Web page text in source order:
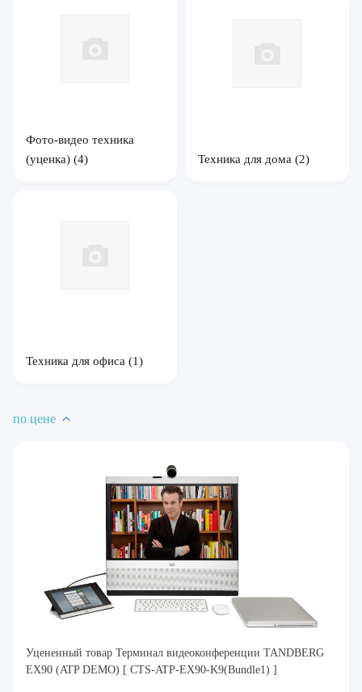
Фото-видео техника
(уценка) (4) Техника для дома (2)
Техника для офиса (1)
по цене
Уцененный товар Терминал видеоконференции TANDBERG
EX90 (ATP DEMO) [ CTS-ATP-EX90-K9(Bundle1) ]